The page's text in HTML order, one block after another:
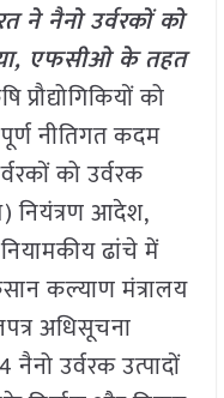
ने नैनो उर्वरकों को
एफसीओ के तहत
प्रौद्योगिकियों को
नीतिगत कदम
को उर्वरक
नियंत्रण आदेश,
ढांचे में
कल्याण मंत्रालय
अधिसूचना
उर्वरक उत्पादों